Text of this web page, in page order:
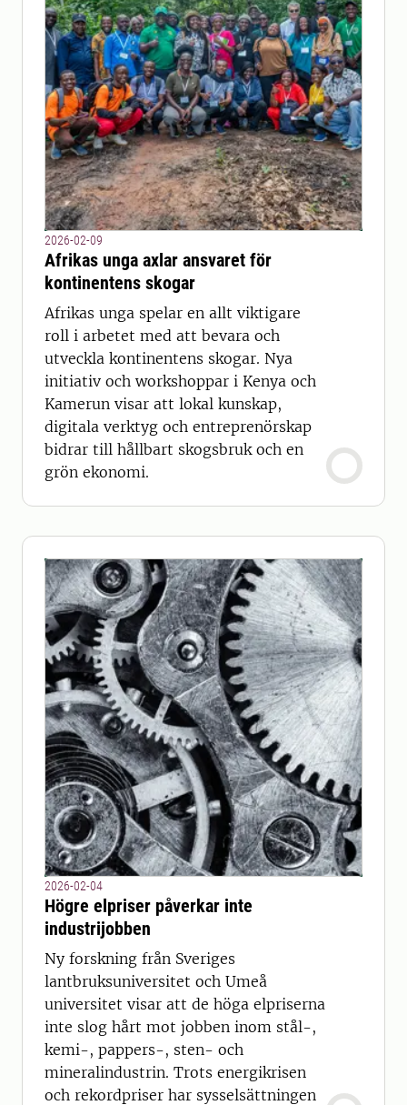
2026-02-09
Afrikas unga axlar ansvaret för
kontinentens skogar
Afrikas unga spelar en allt viktigare
roll i arbetet med att bevara och
utveckla kontinentens skogar. Nya
initiativ och workshoppar i Kenya och
Kamerun visar att lokal kunskap,
digitala verktyg och entreprenörskap
bidrar till hållbart skogsbruk och en
grön ekonomi.
2026-02-04
Högre elpriser påverkar inte
industrijobben
Ny forskning från Sveriges
lantbruksuniversitet och Umeå
universitet visar att de höga elpriserna
inte slog hårt mot jobben inom stål-,
kemi-, pappers-, sten- och
mineralindustrin. Trots energikrisen
och rekordpriser har sysselsättningen